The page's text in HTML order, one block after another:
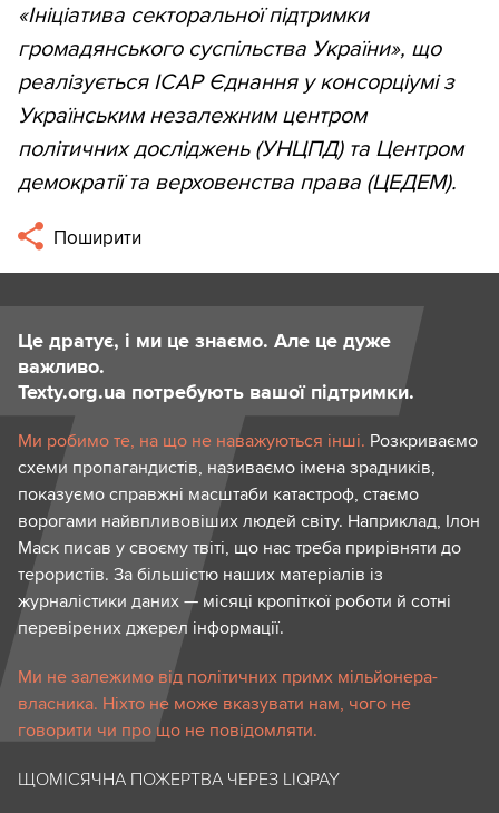
«Ініціатива секторальної підтримки
громадянського суспільства України», що
реалізується ІСАР Єднання у консорціумі з
Українським незалежним центром
політичних досліджень (УНЦПД) та Центром
демократії та верховенства права (ЦЕДЕМ).
Поширити
Це дратує, і ми це знаємо. Але це дуже
важливо.
Texty.org.ua потребують вашої підтримки.
Ми робимо те, на що не наважуються інші. Розкриваємо
схеми пропагандистів, називаємо імена зрадників,
показуємо справжні масштаби катастроф, стаємо
ворогами найвпливовіших людей світу. Наприклад, Ілон
Маск писав у своєму твіті, що нас треба прирівняти до
терористів. За більшістю наших матеріалів із
журналістики даних — місяці кропіткої роботи й сотні
перевірених джерел інформації.
Ми не залежимо від політичних примх мільйонера-
власника. Ніхто не може вказувати нам, чого не
говорити чи про що не повідомляти.
ЩОМІСЯЧНА ПОЖЕРТВА ЧЕРЕЗ LIQPAY